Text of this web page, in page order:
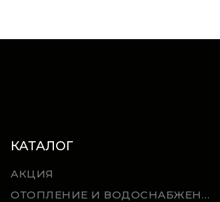
КАТАЛОГ
АКЦИЯ
ОТОПЛЕНИЕ И ВОДОСНАБЖЕНИЕ